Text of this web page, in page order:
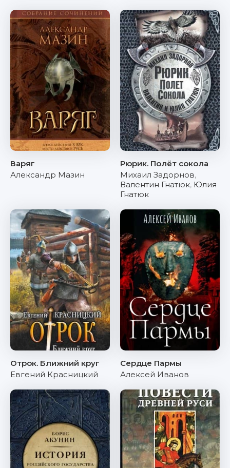
Варяг
Александр Мазин
Рюрик. Полёт сокола
Михаил Задорнов,
Валентин Гнатюк, Юлия
Гнатюк
Отрок. Ближний круг
Евгений Красницкий
Сердце Пармы
Алексей Иванов